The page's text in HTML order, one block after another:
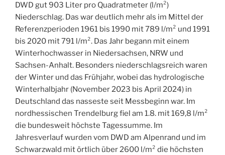
DWD gut 903 Liter pro Quadratmeter (l/m²)
Niederschlag. Das war deutlich mehr als im Mittel der
Referenzperioden 1961 bis 1990 mit 789 l/m² und 1991
bis 2020 mit 791 l/m². Das Jahr begann mit einem
Winterhochwasser in Niedersachsen, NRW und
Sachsen-Anhalt. Besonders niederschlagsreich waren
der Winter und das Frühjahr, wobei das hydrologische
Winterhalbjahr (November 2023 bis April 2024) in
Deutschland das nasseste seit Messbeginn war. Im
nordhessischen Trendelburg fiel am 1.8. mit 169,8 l/m²
die bundesweit höchste Tagessumme. Im
Jahresverlauf wurden vom DWD am Alpenrand und im
Schwarzwald mit örtlich über 2600 l/m² die höchsten